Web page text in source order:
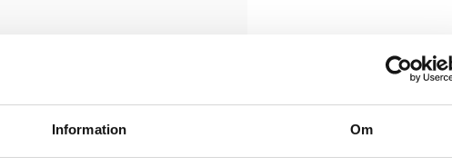
Information Om
Manager/Hotelldirektör